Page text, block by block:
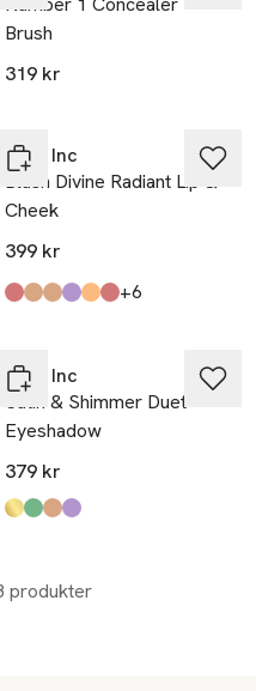
Brush
319 kr
Rose Inc
Blush Divine Radiant Lip &
Cheek
399 kr
Produkten finns i färgerna:
Ophelia,
Delphine,
Heliotrope,
Hibiscus,
Wisteria,
Anemone, +6
Rose Inc
Satin & Shimmer Duet
Eyeshadow
379 kr
Produkten finns i färgerna:
Cocoa,
Olive,
Copper,
Plum,
produkter